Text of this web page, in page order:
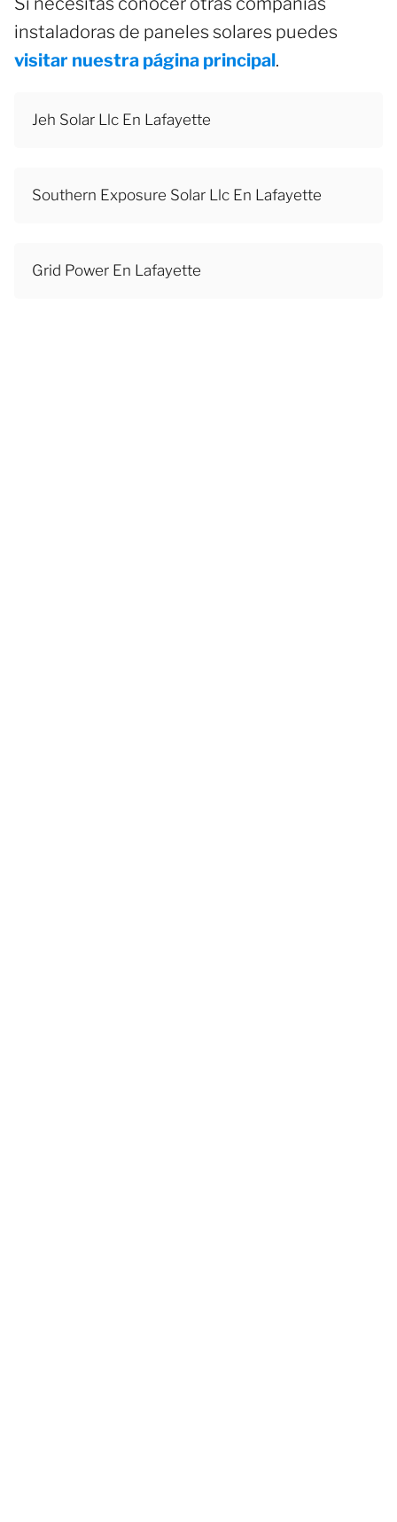
instaladoras de paneles solares puedes
visitar nuestra página principal.
Jeh Solar Llc En Lafayette
Southern Exposure Solar Llc En Lafayette
Grid Power En Lafayette